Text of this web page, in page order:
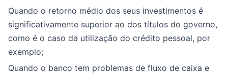
Quando o retorno médio dos seus investimentos é
significativamente superior ao dos títulos do governo,
como é o caso da utilização do crédito pessoal, por
exemplo;
Quando o banco tem problemas de fluxo de caixa e